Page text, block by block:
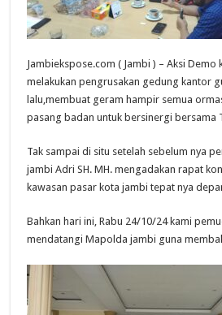
Jambiekspose.com ( Jambi ) – Aksi
melakukan pengrusakan gedung kantor
lalu,membuat geram hampir semua
pasang badan untuk bersinergi bersama
Tak sampai di situ setelah sebelum nya
jambi Adri SH. MH. mengadakan rapat
kawasan pasar kota jambi tepat nya
Bahkan hari ini, Rabu 24/10/24 kami
mendatangi Mapolda jambi guna